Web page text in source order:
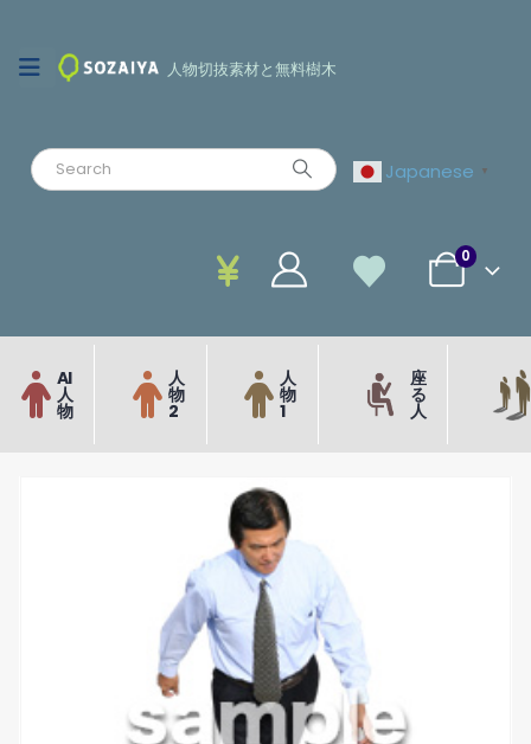
人物切抜素材と無料樹木
Japanese ▼
0
AI
人
物
人
物
2
人
物
1
座
る
人